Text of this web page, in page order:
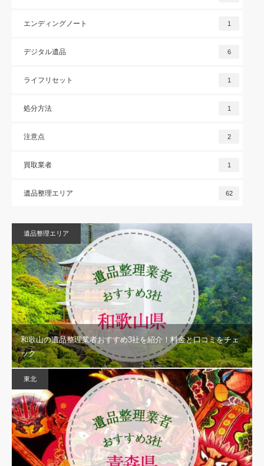
エンディングノート 1
デジタル遺品 6
ライフリセット 1
処分方法 1
注意点 2
買取業者 1
遺品整理エリア 62
遺品整理エリア
和歌山の遺品整理業者おすすめ3社を紹介！料金と口コミをチェ
ック
東北